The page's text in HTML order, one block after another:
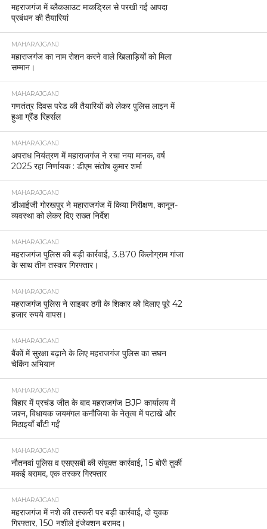
महराजगंज में ब्लैकआउट माकड्रिल से परखी गई आपदा
प्रबंधन की तैयारियां
MAHARAJGANJ
महाराजगंज का नाम रोशन करने वाले खिलाड़ियों को मिला
सम्मान।
MAHARAJGANJ
गणतंत्र दिवस परेड की तैयारियों को लेकर पुलिस लाइन में
हुआ ग्रैंड रिहर्सल
MAHARAJGANJ
अपराध नियंत्रण में महाराजगंज ने रचा नया मानक, वर्ष
2025 रहा निर्णायक : डीएम संतोष कुमार शर्मा
MAHARAJGANJ
डीआईजी गोरखपुर ने महाराजगंज में किया निरीक्षण, कानून-
व्यवस्था को लेकर दिए सख्त निर्देश
MAHARAJGANJ
महराजगंज पुलिस की बड़ी कार्रवाई, 3.870 किलोग्राम गांजा
के साथ तीन तस्कर गिरफ्तार।
MAHARAJGANJ
महराजगंज पुलिस ने साइबर ठगी के शिकार को दिलाए पूरे 42
हजार रुपये वापस।
MAHARAJGANJ
बैंकों में सुरक्षा बढ़ाने के लिए महराजगंज पुलिस का सघन
चेकिंग अभियान
MAHARAJGANJ
बिहार में प्रचंड जीत के बाद महराजगंज BJP कार्यालय में
जश्न, विधायक जयमंगल कनौजिया के नेतृत्व में पटाखे और
मिठाइयाँ बाँटी गईं
MAHARAJGANJ
नौतनवां पुलिस व एसएसबी की संयुक्त कार्रवाई, 15 बोरी तुर्की
मकई बरामद, एक तस्कर गिरफ्तार
MAHARAJGANJ
महराजगंज में नशे की तस्करी पर बड़ी कार्रवाई, दो युवक
गिरफ्तार, 150 नशीले इंजेक्शन बरामद।